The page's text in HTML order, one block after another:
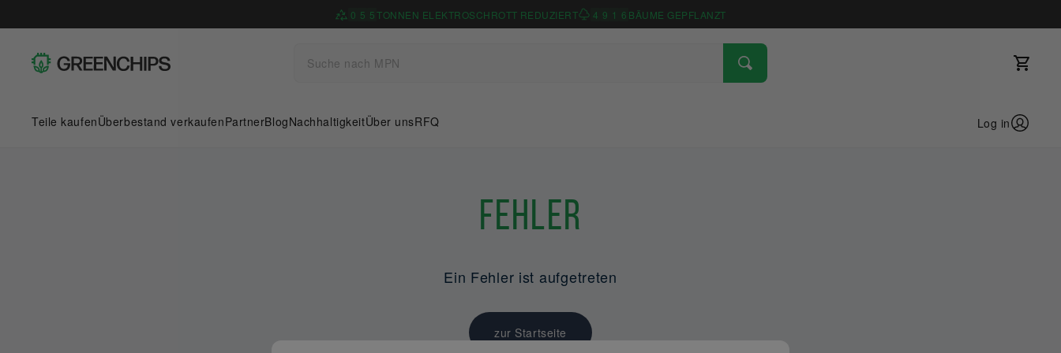
0 5 5 TONNEN ELEKTROSCHROTT REDUZIERT 4 9 1 6 BÄUME GEPFLANZT
Teile kaufenÜberbestand verkaufenPartnerBlogNachhaltigkeitÜber unsRFQ Log in
Fehler
Ein Fehler ist aufgetreten
zur Startseite